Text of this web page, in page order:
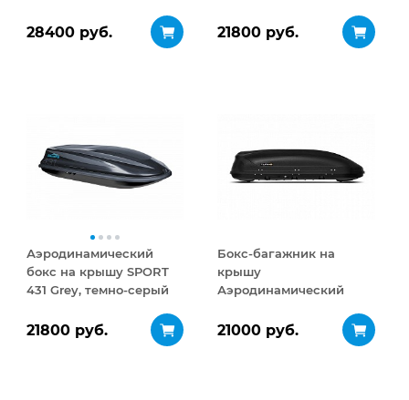
28400 руб. 21800 руб.
Аэродинамический
бокс на крышу SPORT
431 Grey, темно-серый
21800 руб.
Бокс-багажник на
крышу
Аэродинамический
21000 руб.